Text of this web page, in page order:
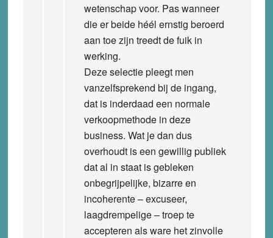
wetenschap voor. Pas wanneer
die er beide héél ernstig beroerd
aan toe zijn treedt de fuik in
werking.
Deze selectie pleegt men
vanzelfsprekend bij de ingang,
dat is inderdaad een normale
verkoopmethode in deze
business. Wat je dan dus
overhoudt is een gewillig publiek
dat al in staat is gebleken
onbegrijpelijke, bizarre en
incoherente – excuseer,
laagdrempelige – troep te
accepteren als ware het zinvolle